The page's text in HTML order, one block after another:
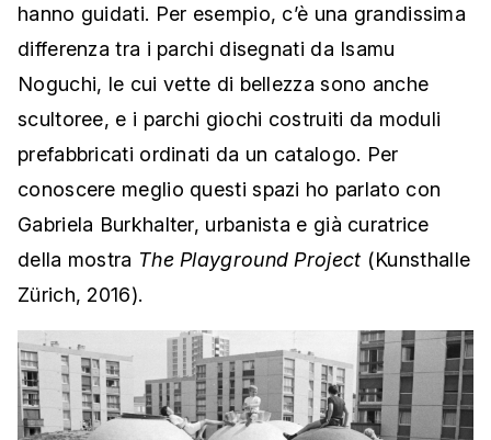
hanno guidati. Per esempio, c’è una grandissima
differenza tra i parchi disegnati da Isamu
Noguchi, le cui vette di bellezza sono anche
scultoree, e i parchi giochi costruiti da moduli
prefabbricati ordinati da un catalogo. Per
conoscere meglio questi spazi ho parlato con
Gabriela Burkhalter, urbanista e già curatrice
della mostra The Playground Project (Kunsthalle
Zürich, 2016).